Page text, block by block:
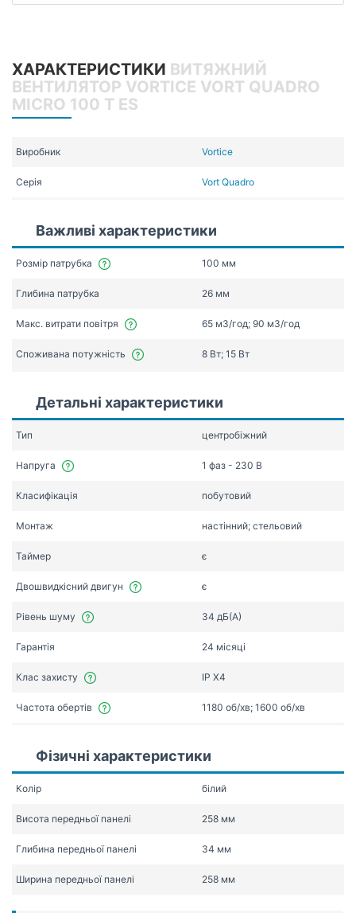
ХАРАКТЕРИСТИКИ ВИТЯЖНИЙ
ВЕНТИЛЯТОР VORTICE VORT QUADRO
MICRO 100 T ES
Виробник Vortice
Серія Vort Quadro
Важливі характеристики
Розмір патрубка 100 мм
Глибина патрубка 26 мм
Макс. витрати повітря 65 мЗ/год; 90 мЗ/год
Споживана потужність 8 Вт; 15 Вт
Детальні характеристики
Тип центробіжний
Напруга 1 фаз - 230 В
Класифікація побутовий
Монтаж настінний; стельовий
Таймер є
Двошвидкісний двигун є
Рівень шуму 34 дБ(А)
Гарантія 24 місяці
Клас захисту IP X4
Частота обертів 1180 об/хв; 1600 об/хв
Фізичні характеристики
Колір білий
Висота передньої панелі 258 мм
Глибина передньої панелі 34 мм
Ширина передньої панелі 258 мм